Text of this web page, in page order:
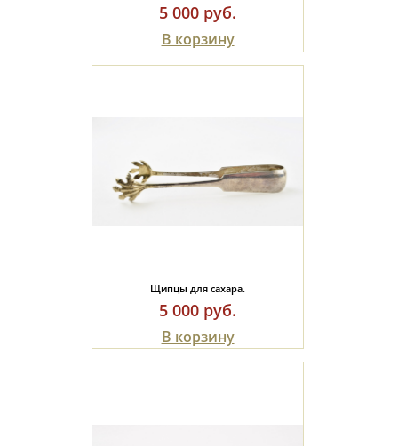
5 000 руб.
В корзину
Щипцы для сахара.
5 000 руб.
В корзину